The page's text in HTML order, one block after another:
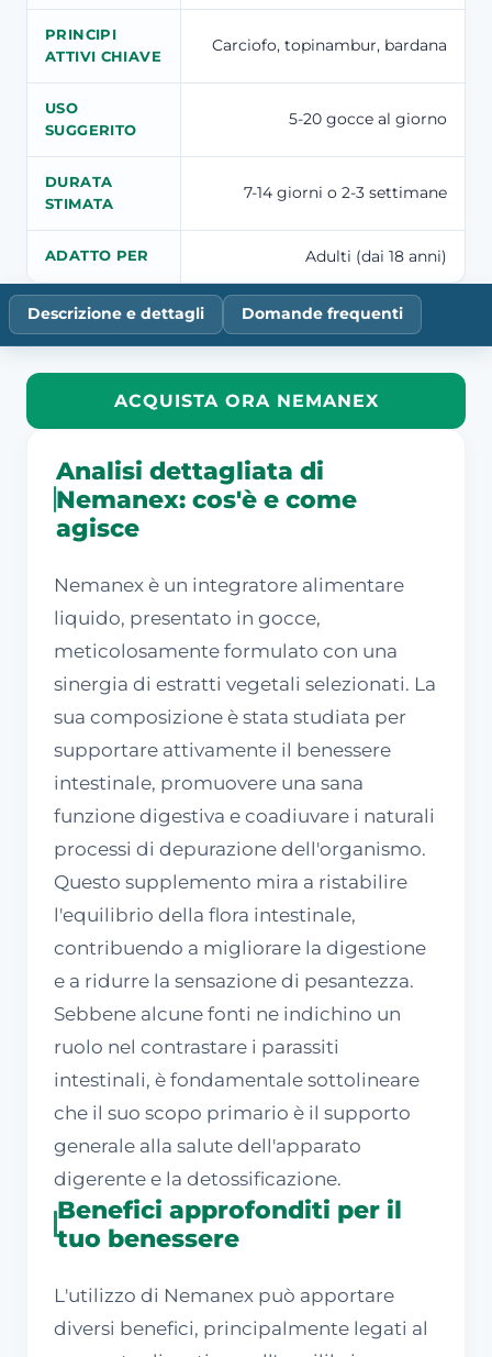
PRINCIPI
ATTIVI CHIAVE
Carciofo, topinambur, bardana
USO
SUGGERITO
5-20 gocce al giorno
DURATA
STIMATA
7-14 giorni o 2-3 settimane
ADATTO PER Adulti (dai 18 anni)
Descrizione e dettagli Domande frequenti
ACQUISTA ORA NEMANEX
Analisi dettagliata di
Nemanex: cos'è e come
agisce
Nemanex è un integratore alimentare
liquido, presentato in gocce,
meticolosamente formulato con una
sinergia di estratti vegetali selezionati. La
sua composizione è stata studiata per
supportare attivamente il benessere
intestinale, promuovere una sana
funzione digestiva e coadiuvare i naturali
processi di depurazione dell'organismo.
Questo supplemento mira a ristabilire
l'equilibrio della flora intestinale,
contribuendo a migliorare la digestione
e a ridurre la sensazione di pesantezza.
Sebbene alcune fonti ne indichino un
ruolo nel contrastare i parassiti
intestinali, è fondamentale sottolineare
che il suo scopo primario è il supporto
generale alla salute dell'apparato
digerente e la detossificazione.
Benefici approfonditi per il
tuo benessere
L'utilizzo di Nemanex può apportare
diversi benefici, principalmente legati al